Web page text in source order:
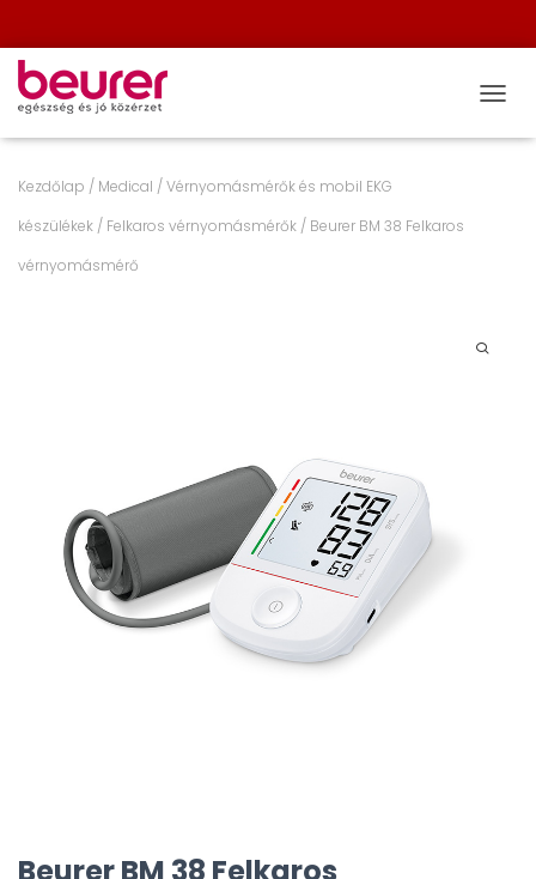
Kezdőlap / Medical /Vérnyomásmérők és mobil EKG
készülékek / Felkaros vérnyomásmérők / Beurer BM 38 Felkaros
vérnyomásmérő